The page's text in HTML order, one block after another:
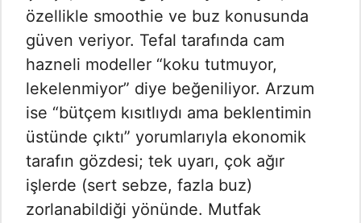
özellikle smoothie ve buz konusunda
güven veriyor. Tefal tarafında cam
hazneli modeller “koku tutmuyor,
lekelenmiyor” diye beğeniliyor. Arzum
ise “bütçem kısıtlıydı ama beklentimin
üstünde çıktı” yorumlarıyla ekonomik
tarafın gözdesi; tek uyarı, çok ağır
işlerde (sert sebze, fazla buz)
zorlanabildiği yönünde. Mutfak